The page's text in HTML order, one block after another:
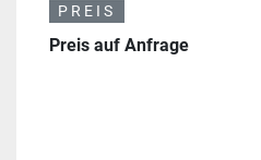
PREIS
Preis auf Anfrage